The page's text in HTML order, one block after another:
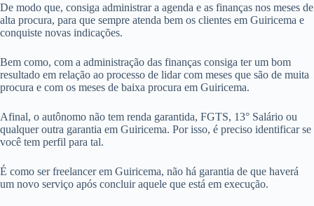
De modo que, consiga administrar a agenda e as finanças nos meses de
alta procura, para que sempre atenda bem os clientes em Guiricema e
conquiste novas indicações.
Bem como, com a administração das finanças consiga ter um bom
resultado em relação ao processo de lidar com meses que são de muita
procura e com os meses de baixa procura em Guiricema.
Afinal, o autônomo não tem renda garantida, FGTS, 13° Salário ou
qualquer outra garantia em Guiricema. Por isso, é preciso identificar se
você tem perfil para tal.
É como ser freelancer em Guiricema, não há garantia de que haverá
um novo serviço após concluir aquele que está em execução.